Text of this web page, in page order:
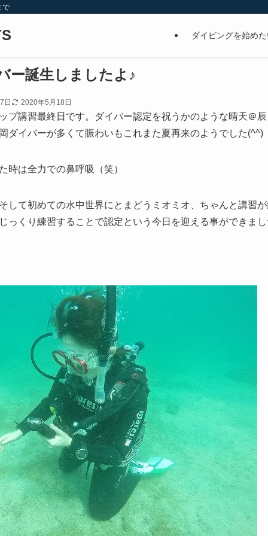
で
ダイビングを始め
ー誕生しましたよ♪
日 2020年5月18日
プ講習最終日です。ダイバー認定を祝うかのような晴天＠
ダイバーが多くて賑わいもこれまた夏再来のようでした(^^)
時は全力での鼻呼吸（笑）
して初めての水中世界にとまどうミオミオ、ちゃんと講習
っくり練習することで認定という今日を迎える事ができま